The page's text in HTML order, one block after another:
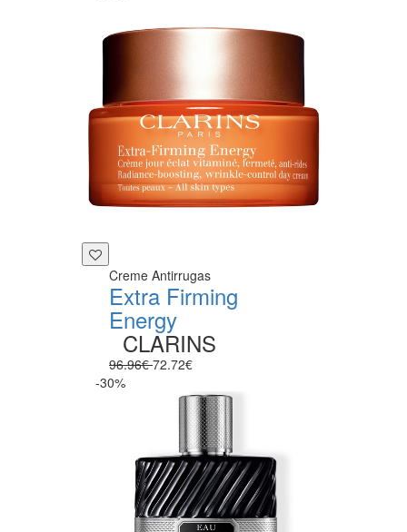
Creme Antirrugas
Extra Firming
Energy
CLARINS
96.96€72.72€
-30%